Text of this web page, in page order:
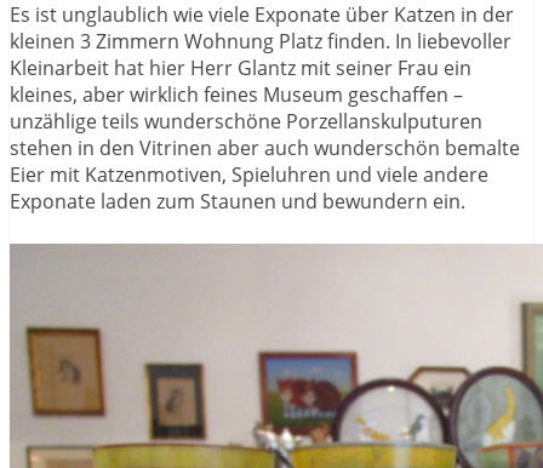
Es ist unglaublich wie viele Exponate über Katzen in der
kleinen 3 Zimmern Wohnung Platz finden. In liebevoller
Kleinarbeit hat hier Herr Glantz mit seiner Frau ein
kleines, aber wirklich feines Museum geschaffen –
unzählige teils wunderschöne Porzellanskulputuren
stehen in den Vitrinen aber auch wunderschön bemalte
Eier mit Katzenmotiven, Spieluhren und viele andere
Exponate laden zum Staunen und bewundern ein.